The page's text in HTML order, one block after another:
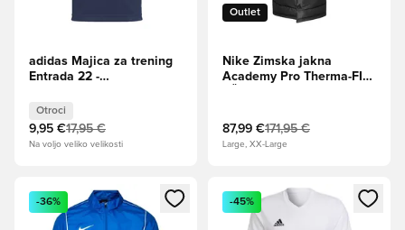
adidas Majica za trening
Entrada 22 -
Otroci
9,95 €17,95 €
Na voljo veliko velikosti
Outlet
Nike Zimska jakna
Academy Pro Therma-FIT
87,99 €171,95 €
Large, XX-Large
Odpre Modal za prijavo ali vpis kot član
-36%
Odpre Modal za prijavo ali
-45%